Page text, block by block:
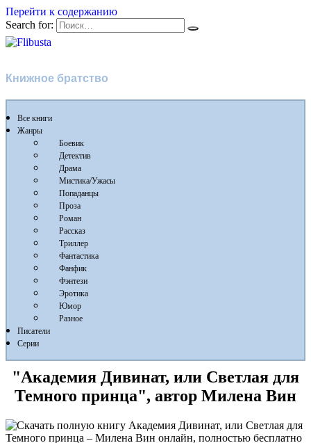
Перейти к содержанию
Search for:
Книжное братство
Все книги
Жанры
Боевик
Детектив
Драма
Мистика/Ужасы
Попаданцы
Проза
Роман
Рассказ
Триллер
Фантастика
Фанфик
Фэнтези
Эротика
Юмор
Разное
Писатели
Серии
"Академия Дивинат, или Светлая для
Темного принца", автор Милена Вин